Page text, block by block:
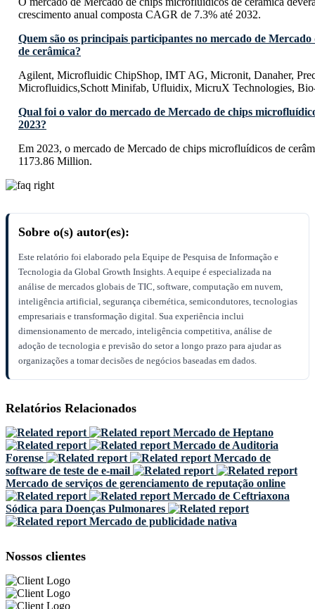
crescimento anual composta CAGR de 7.3% até 2032.
Quem são os principais participantes no mercado de
de cerâmica?
Agilent, Microfluidic ChipShop, IMT AG, Micronit, Danaher,
Microfluidics,Schott Minifab, Ufluidix, MicruX Technologies,
Qual foi o valor do mercado de Mercado de chips
2023?
Em 2023, o mercado de Mercado de chips microfluídicos de
1173.86 Million.
Sobre o(s) autor(es):
Este relatório foi elaborado pela Equipe de Pesquisa de Informação e
Tecnologia da Global Growth Insights. A equipe é especializada na
análise de mercados globais de TIC, software, computação em nuvem,
inteligência artificial, segurança cibernética, semicondutores, tecnologias
empresariais e transformação digital. Sua experiência inclui
dimensionamento de mercado, inteligência competitiva, análise de
adoção de tecnologia e previsão do setor a longo prazo para ajudar as
organizações a tomar decisões de negócios baseadas em dados.
Relatórios Relacionados
Mercado de Heptano
Mercado de Auditoria
Forense
Mercado de
software de teste de e-mail
Mercado de serviços de gerenciamento de reputação online
Mercado de Ceftriaxona
Sódica para Doenças Pulmonares
Mercado de publicidade nativa
Nossos clientes